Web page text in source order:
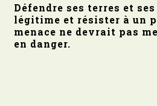
Défendre ses terres et
légitime et résister à un
menace ne devrait pas
en danger.